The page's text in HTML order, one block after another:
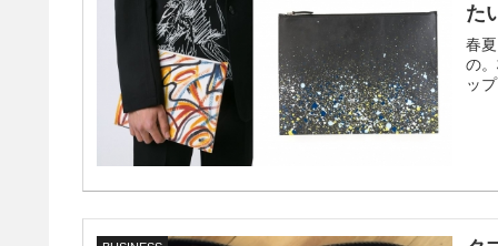
た
春
の
ッ